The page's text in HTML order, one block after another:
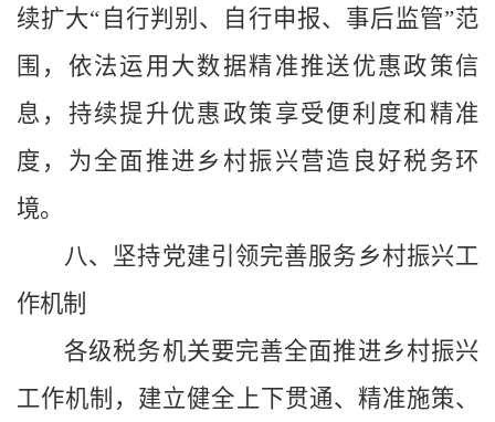
续扩大“自行判别、自行申报、事后监管”范
围，依法运用大数据精准推送优惠政策信
息，持续提升优惠政策享受便利度和精准
度，为全面推进乡村振兴营造良好税务环
境。
八、坚持党建引领完善服务乡村振兴工
作机制
各级税务机关要完善全面推进乡村振兴
工作机制，建立健全上下贯通、精准施策、